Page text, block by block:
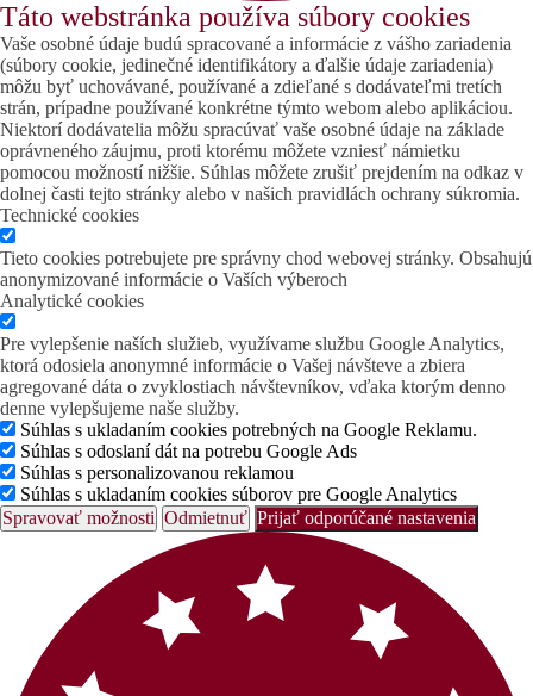
Táto webstránka používa súbory cookies
Vaše osobné údaje budú spracované a informácie z vášho zariadenia
(súbory cookie, jedinečné identifikátory a ďalšie údaje zariadenia)
môžu byť uchovávané, používané a zdieľané s dodávateľmi tretích
strán, prípadne používané konkrétne týmto webom alebo aplikáciou.
Niektorí dodávatelia môžu spracúvať vaše osobné údaje na základe
oprávneného záujmu, proti ktorému môžete vzniesť námietku
pomocou možností nižšie. Súhlas môžete zrušiť prejdením na odkaz v
dolnej časti tejto stránky alebo v našich pravidlách ochrany súkromia.
Technické cookies
Tieto cookies potrebujete pre správny chod webovej stránky. Obsahujú
anonymizované informácie o Vaších výberoch
Analytické cookies
Pre vylepšenie naších služieb, využívame službu Google Analytics,
ktorá odosiela anonymné informácie o Vašej návšteve a zbiera
agregované dáta o zvyklostiach návštevníkov, vďaka ktorým denno
denne vylepšujeme naše služby.
Súhlas s ukladaním cookies potrebných na Google Reklamu.
Súhlas s odoslaní dát na potrebu Google Ads
Súhlas s personalizovanou reklamou
Súhlas s ukladaním cookies súborov pre Google Analytics
Spravovať možnosti Odmietnuť Prijať odporúčané nastavenia